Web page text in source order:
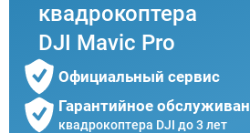
квадрокоптера
DJI Mavic Pro
Официальный сервис
Гарантийное
квадрокоптера DJI до 3 лет